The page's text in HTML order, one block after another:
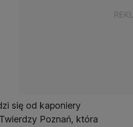
się od kaponiery
Poznań, która